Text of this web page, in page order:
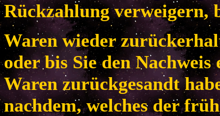
Rückzahlung verweigern,
Waren wieder
oder bis Sie den
Waren zurückgesandt
nachdem, welches der